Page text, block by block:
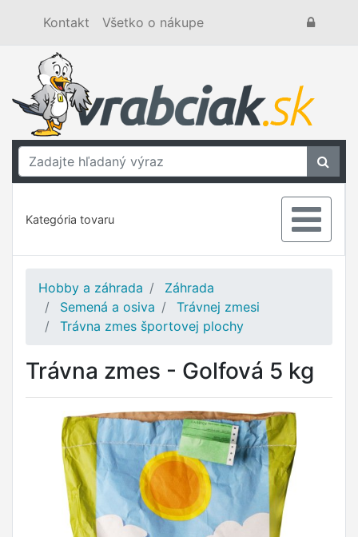
Kontakt Všetko o nákupe
Kategória tovaru
Hobby a záhrada
Záhrada
Semená a osiva
Trávnej zmesi
Trávna zmes športovej plochy
Trávna zmes - Golfová 5 kg